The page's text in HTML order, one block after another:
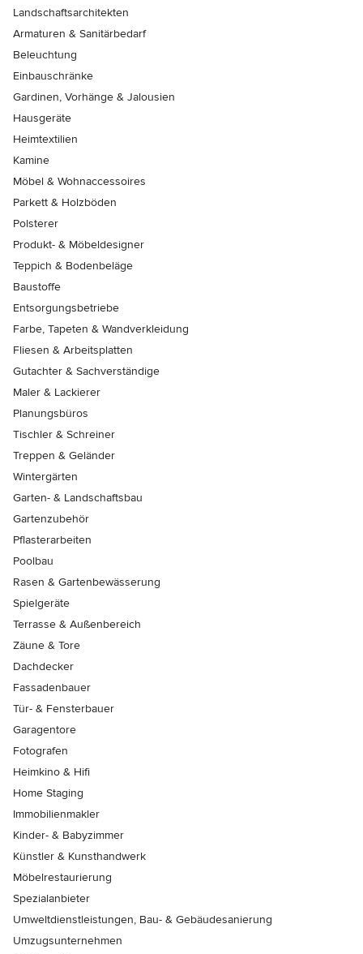
Landschaftsarchitekten
Armaturen & Sanitärbedarf
Beleuchtung
Einbauschränke
Gardinen, Vorhänge & Jalousien
Hausgeräte
Heimtextilien
Kamine
Möbel & Wohnaccessoires
Parkett & Holzböden
Polsterer
Produkt- & Möbeldesigner
Teppich & Bodenbeläge
Baustoffe
Entsorgungsbetriebe
Farbe, Tapeten & Wandverkleidung
Fliesen & Arbeitsplatten
Gutachter & Sachverständige
Maler & Lackierer
Planungsbüros
Tischler & Schreiner
Treppen & Geländer
Wintergärten
Garten- & Landschaftsbau
Gartenzubehör
Pflasterarbeiten
Poolbau
Rasen & Gartenbewässerung
Spielgeräte
Terrasse & Außenbereich
Zäune & Tore
Dachdecker
Fassadenbauer
Tür- & Fensterbauer
Garagentore
Fotografen
Heimkino & Hifi
Home Staging
Immobilienmakler
Kinder- & Babyzimmer
Künstler & Kunsthandwerk
Möbelrestaurierung
Spezialanbieter
Umweltdienstleistungen, Bau- & Gebäudesanierung
Umzugsunternehmen